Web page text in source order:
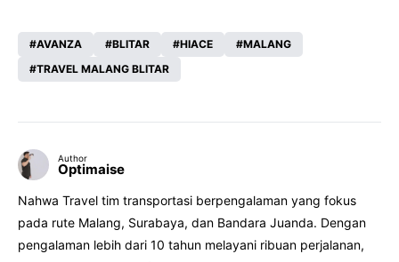
AVANZA BLITAR HIACE
MALANG
TRAVEL MALANG BLITAR
Author
Optimaise
Nahwa Travel tim transportasi berpengalaman yang fokus
pada rute Malang, Surabaya, dan Bandara Juanda. Dengan
pengalaman lebih dari 10 tahun melayani ribuan perjalanan,